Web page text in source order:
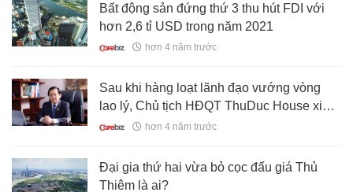
Bất động sản đứng thứ 3 thu hút FDI với
hơn 2,6 tỉ USD trong năm 2021
hơn 4 năm trước
Sau khi hàng loạt lãnh đạo vướng vòng
lao lý, Chủ tịch HĐQT ThuDuc House xin
từ nhiệmhơn 4 năm trước
Đại gia thứ hai vừa bỏ cọc đấu giá Thủ
Thiêm là ai?